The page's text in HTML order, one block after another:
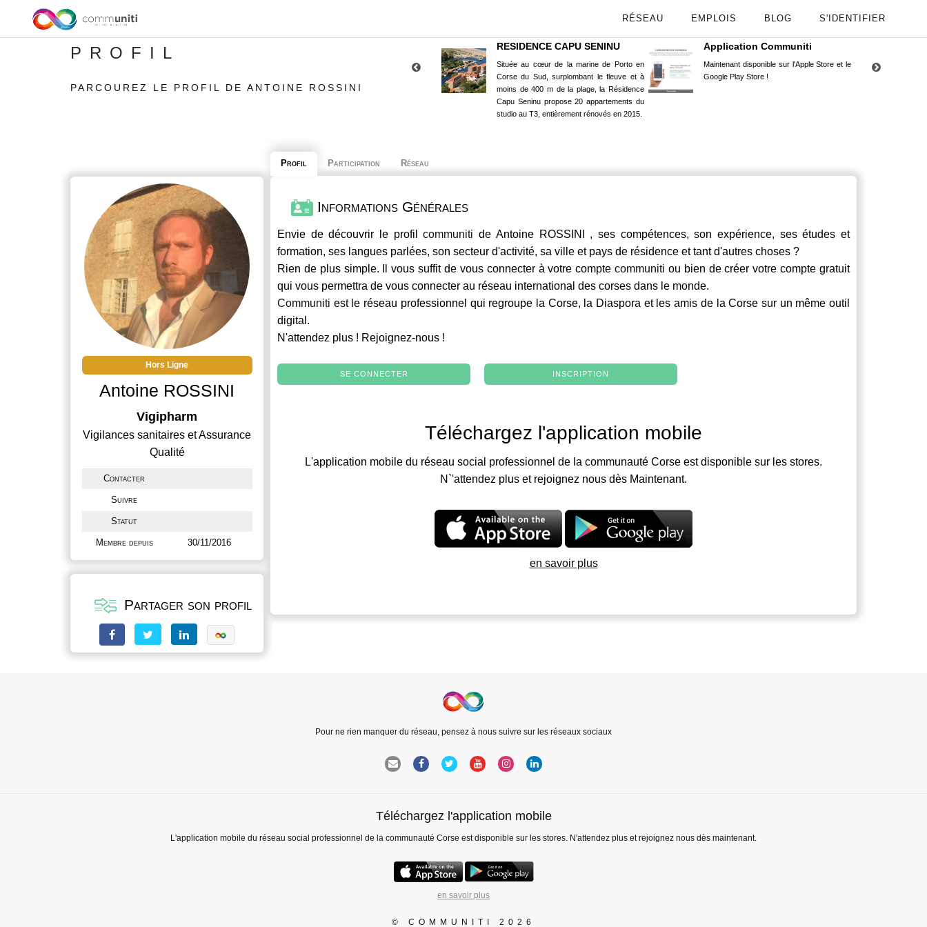
RÉSEAU EMPLOIS BLOG S'IDENTIFIER
PROFIL
PARCOUREZ LE PROFIL DE ANTOINE ROSSINI
RESIDENCE CAPU SENINU
Située au cœur de la marine de Porto en
Corse du Sud, surplombant le fleuve et à
moins de 400 m de la plage, la Résidence
Capu Seninu propose 20 appartements du
studio au T3, entièrement rénovés en 2015.
Application Communiti
Maintenant disponible sur l'Apple Store et le
Google Play Store !
Hors Ligne
Antoine ROSSINI
Vigipharm
Vigilances sanitaires et Assurance
Qualité
Contacter
Suivre
Statut
Membre depuis 30/11/2016
Partager son profil
Profil Participation Réseau
Informations Générales
Envie de découvrir le profilcommuniti de Antoine ROSSINI , ses compétences, son expérience, ses études et
formation, ses langues parlées, son secteur d'activité, sa ville et pays de résidence et tant d'autres choses ?
Rien de plus simple. Il vous suffit de vous connecter à votre comptecommuniti ou bien de créer votre compte gratuit
qui vous permettra de vous connecter au réseau international des corses dans le monde.
Communiti est le réseau professionnel qui regroupe la Corse, la Diaspora et les amis de la Corse sur un même outil
digital.
N'attendez plus ! Rejoignez-nous !
SE CONNECTER INSCRIPTION
Téléchargez l'application mobile
L'application mobile du réseau social professionnel de la communauté Corse est disponible sur les stores.
N`'attendez plus et rejoignez nous dès Maintenant.
en savoir plus
Pour ne rien manquer du réseau, pensez à nous suivre sur les réseaux sociaux
Téléchargez l'application mobile
L'application mobile du réseau social professionnel de la communauté Corse est disponible sur les stores. N'attendez plus et rejoignez nous dès maintenant.
en savoir plus
© COMMUNITI 2026